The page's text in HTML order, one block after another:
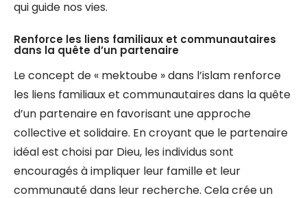
qui guide nos vies.
Renforce les liens familiaux et communautaires
dans la quête d’un partenaire
Le concept de « mektoube » dans l’islam renforce
les liens familiaux et communautaires dans la quête
d’un partenaire en favorisant une approche
collective et solidaire. En croyant que le partenaire
idéal est choisi par Dieu, les individus sont
encouragés à impliquer leur famille et leur
communauté dans leur recherche. Cela crée un